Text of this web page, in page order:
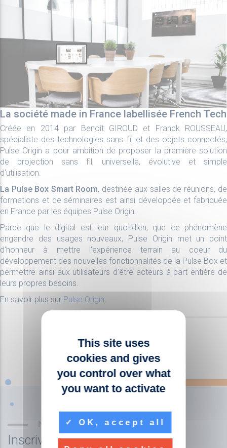
La société made in France labellisée French Tech
Créée en 2014 par Benoît GIROUD et Franck ROUSSEAU,
spécialiste des technologies sans fil et des objets connectés,
Pulse Origin a pour ambition de proposer la première solution
de projection sans fil, universelle, évolutive et simple
d'utilisation.
La Pulse Box Smart Room, destinée aux salles de réunions, de
formations et de séminaires est ainsi développée et fabriquée
en France par les équipes Pulse Origin.
Parce que le digital est leur quotidien, que ce phénomène
engendre des usages nouveaux, Pulse Origin met un point
d'honneur à mettre l'expérience terrain au coeur du
développement des nouvelles fonctionnalités de la Pulse Box et
permettre ainsi aux utilisateurs d'être acteurs à part entière de
leurs propres besoins.
En savoir plus sur Pulse Origin.
NEWSLETTER
Inscrivez-vous à la newsletter
This site uses
cookies and gives
you control over what
you want to activate
OK, accept all